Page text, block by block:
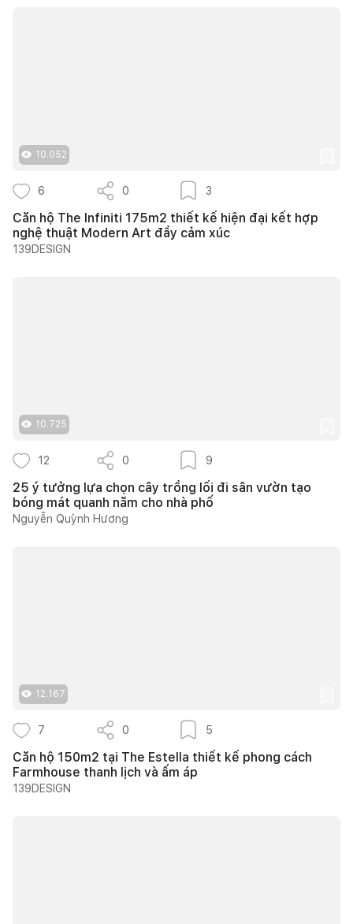
10.052
6 0 3
Căn hộ The Infiniti 175m2 thiết kế hiện đại kết hợp
nghệ thuật Modern Art đầy cảm xúc
139DESIGN
10.725
12 0 9
25 ý tưởng lựa chọn cây trồng lối đi sân vườn tạo
bóng mát quanh năm cho nhà phố
Nguyễn Quỳnh Hương
12.167
7 0 5
Căn hộ 150m2 tại The Estella thiết kế phong cách
Farmhouse thanh lịch và ấm áp
139DESIGN